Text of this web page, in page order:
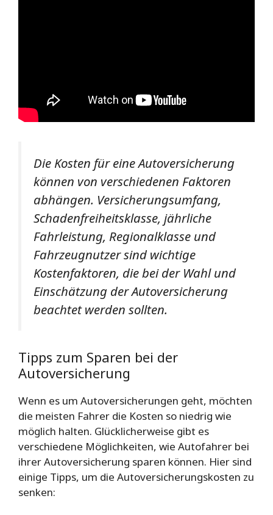
Die Kosten für eine Autoversicherung
können von verschiedenen Faktoren
abhängen. Versicherungsumfang,
Schadenfreiheitsklasse, jährliche
Fahrleistung, Regionalklasse und
Fahrzeugnutzer sind wichtige
Kostenfaktoren, die bei der Wahl und
Einschätzung der Autoversicherung
beachtet werden sollten.
Tipps zum Sparen bei der
Autoversicherung
Wenn es um Autoversicherungen geht, möchten
die meisten Fahrer die Kosten so niedrig wie
möglich halten. Glücklicherweise gibt es
verschiedene Möglichkeiten, wie Autofahrer bei
ihrer Autoversicherung sparen können. Hier sind
einige Tipps, um die Autoversicherungskosten zu
senken: